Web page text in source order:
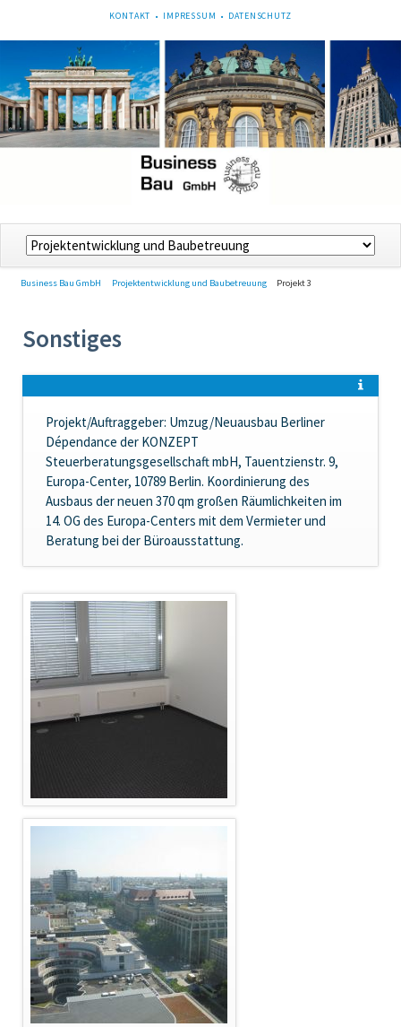
NAVIGATION
KONTAKT IMPRESSUM DATENSCHUTZ
Navigation
überspringen
Business Bau GmbH Projektentwicklung und Baubetreuung Projekt 3
Sonstiges
Projekt/Auftraggeber: Umzug/Neuausbau Berliner
Dépendance der KONZEPT
Steuerberatungsgesellschaft mbH, Tauentzienstr. 9,
Europa-Center, 10789 Berlin. Koordinierung des
Ausbaus der neuen 370 qm großen Räumlichkeiten im
14. OG des Europa-Centers mit dem Vermieter und
Beratung bei der Büroausstattung.